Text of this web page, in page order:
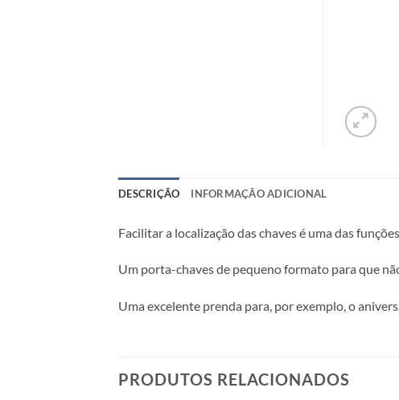
DESCRIÇÃO INFORMAÇÃO ADICIONAL
Facilitar a localização das chaves é uma das
Um porta-chaves de pequeno formato para que
Uma excelente prenda para, por exemplo, o
PRODUTOS RELACIONADOS